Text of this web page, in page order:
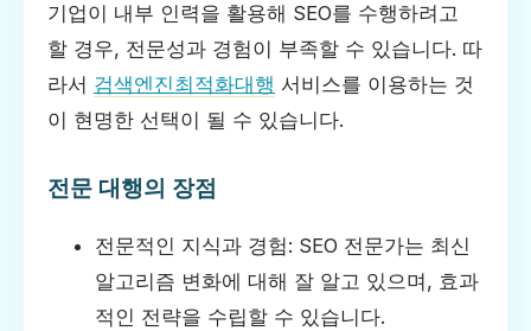
기업이 내부 인력을 활용해 SEO를 수행하려고
할 경우, 전문성과 경험이 부족할 수 있습니다. 따
라서 검색엔진최적화대행 서비스를 이용하는 것
이 현명한 선택이 될 수 있습니다.
전문 대행의 장점
전문적인 지식과 경험: SEO 전문가는 최신
알고리즘 변화에 대해 잘 알고 있으며, 효과
적인 전략을 수립할 수 있습니다.